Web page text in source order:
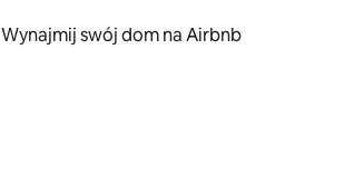
Wynajmij swój dom na Airbnb